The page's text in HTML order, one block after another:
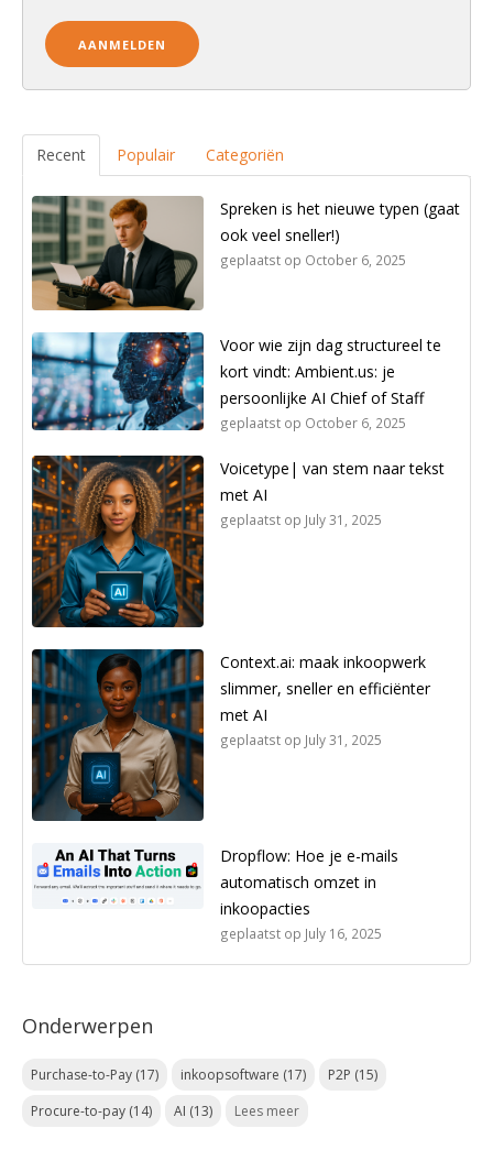
Recent Populair Categoriën
Spreken is het nieuwe typen (gaat
ook veel sneller!)
geplaatst op October 6, 2025
Voor wie zijn dag structureel te
kort vindt: Ambient.us: je
persoonlijke AI Chief of Staff
geplaatst op October 6, 2025
Voicetype| van stem naar tekst
met AI
geplaatst op July 31, 2025
Context.ai: maak inkoopwerk
slimmer, sneller en efficiënter
met AI
geplaatst op July 31, 2025
Dropflow: Hoe je e-mails
automatisch omzet in
inkoopacties
geplaatst op July 16, 2025
Onderwerpen
Purchase-to-Pay (17) inkoopsoftware (17) P2P (15)
Procure-to-pay (14) AI (13) Lees meer